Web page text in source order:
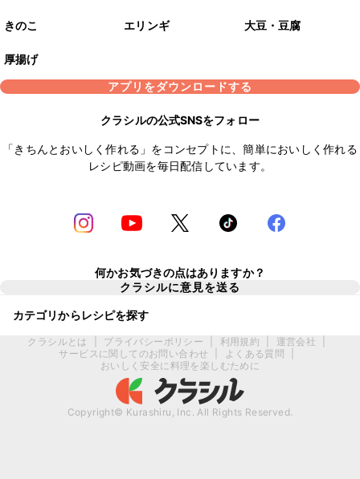
きのこ エリンギ 大豆・豆腐
厚揚げ
アプリをダウンロードする
クラシルの公式SNSをフォロー
「きちんとおいしく作れる」をコンセプトに、簡単においしく作れる
レシピ動画を毎日配信しています。
何かお気づきの点はありますか？
クラシルに意見を送る
カテゴリからレシピを探す
クラシルとは プライバシーポリシー 利用規約 運営会社
サービスに関してのお問い合わせ
よくある質問
おいしく安全に料理を楽しむために
Copyright© Kurashiru, Inc. All Rights Reserved.